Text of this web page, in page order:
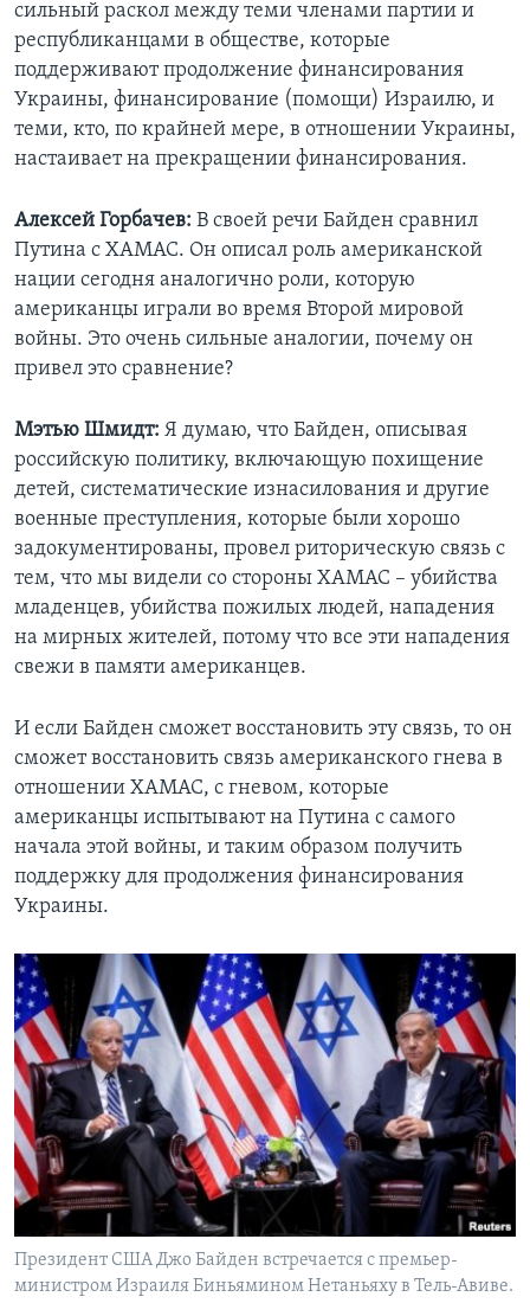
сильный раскол между теми членами партии и
республиканцами в обществе, которые
поддерживают продолжение финансирования
Украины, финансирование (помощи) Израилю, и
теми, кто, по крайней мере, в отношении Украины,
настаивает на прекращении финансирования.
Алексей Горбачев: В своей речи Байден сравнил
Путина с ХАМАС. Он описал роль американской
нации сегодня аналогично роли, которую
американцы играли во время Второй мировой
войны. Это очень сильные аналогии, почему он
привел это сравнение?
Мэтью Шмидт: Я думаю, что Байден, описывая
российскую политику, включающую похищение
детей, систематические изнасилования и другие
военные преступления, которые были хорошо
задокументированы, провел риторическую связь с
тем, что мы видели со стороны ХАМАС – убийства
младенцев, убийства пожилых людей, нападения
на мирных жителей, потому что все эти нападения
свежи в памяти американцев.
И если Байден сможет восстановить эту связь, то он
сможет восстановить связь американского гнева в
отношении ХАМАС, с гневом, которые
американцы испытывают на Путина с самого
начала этой войны, и таким образом получить
поддержку для продолжения финансирования
Украины.
Президент США Джо Байден встречается с премьер-
министром Израиля Биньямином Нетаньяху в Тель-Авиве.